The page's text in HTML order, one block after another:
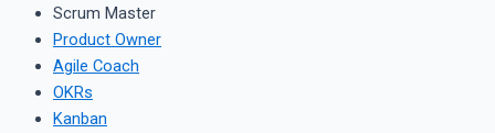
Scrum Master
Product Owner
Agile Coach
OKRs
Kanban